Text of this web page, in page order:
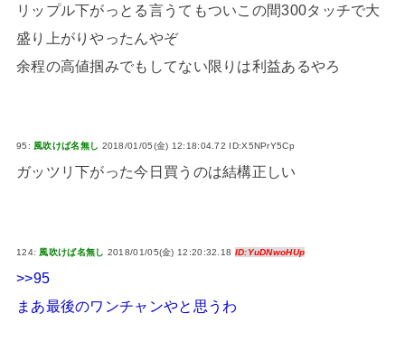
リップル下がっとる言うてもついこの間300タッチで大
盛り上がりやったんやぞ
余程の高値掴みでもしてない限りは利益あるやろ
95:風吹けば名無し 2018/01/05(金) 12:18:04.72 ID:X5NPrY5Cp
ガッツリ下がった今日買うのは結構正しい
124: 風吹けば名無し 2018/01/05(金) 12:20:32.18 ID:YuDNwoHUp
>>95
まあ最後のワンチャンやと思うわ